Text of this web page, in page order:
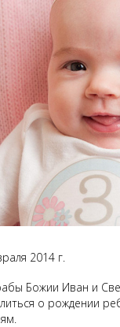
2014 г.
Божии Иван и
о рождении